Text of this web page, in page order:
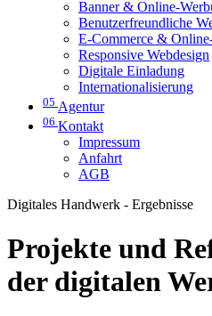
Banner & Online-
Benutzerfreundliche
E-Commerce &
Responsive Webdesign
Digitale Einladung
Internationalisierung
05 Agentur
06 Kontakt
Impressum
Anfahrt
AGB
Digitales Handwerk - Ergebnisse
Projekte und
der digitalen